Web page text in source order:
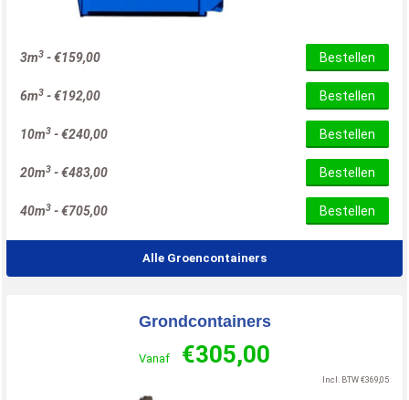
3m3 -€159,00 Bestellen
6m3 -€192,00 Bestellen
10m3 -€240,00 Bestellen
20m3 -€483,00 Bestellen
40m3 -€705,00 Bestellen
Alle Groencontainers
Grondcontainers
Vanaf €305,00
Incl. BTW €369,05